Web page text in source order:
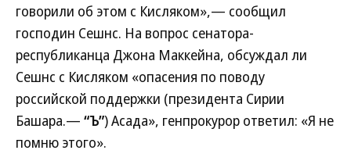
говорили об этом с Кисляком»,— сообщил
господин Сешнс. На вопрос сенатора-
республиканца Джона Маккейна, обсуждал ли
Сешнс с Кисляком «опасения по поводу
российской поддержки (президента Сирии
Башара.— “Ъ”) Асада», генпрокурор ответил: «Я не
помню этого».